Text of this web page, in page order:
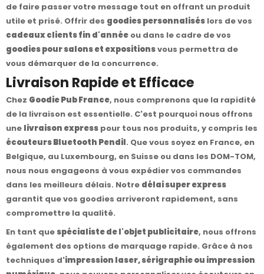
de faire passer votre message tout en offrant un produit
utile et prisé. Offrir des goodies personnalisés lors de vos
cadeaux clients fin d'année ou dans le cadre de vos
goodies pour salons et expositionsvous permettra de
vous démarquer de la concurrence.
Livraison Rapide et Efficace
Chez Goodie Pub France, nous comprenons que la rapidité
de la livraison est essentielle. C'est pourquoi nous offrons
une livraison express pour tous nos produits, y compris les
écouteurs Bluetooth Pendil. Que vous soyez en France, en
Belgique, au Luxembourg, en Suisse ou dans les DOM-TOM,
nous nous engageons à vous expédier vos commandes
dans les meilleurs délais. Notre délai super express
garantit que vos goodies arriveront rapidement, sans
compromettre la qualité.
En tant quespécialiste de l'objet publicitaire, nous offrons
également des options de marquage rapide. Grâce à nos
techniques d'impression laser, sérigraphie ou impression